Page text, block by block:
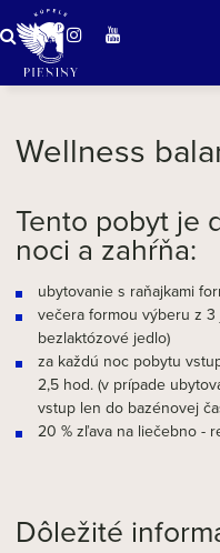
Zázračná
Wellness
Tento pobyt je
noci a zahŕňa:
ubytovanie s raňajkami
večera formou výberu z
bezlaktózové jedlo)
za každú noc pobytu
2,5 hod. (v prípade
vstup len do bazénovej
20 % zľava na liečebno -
Dôležité